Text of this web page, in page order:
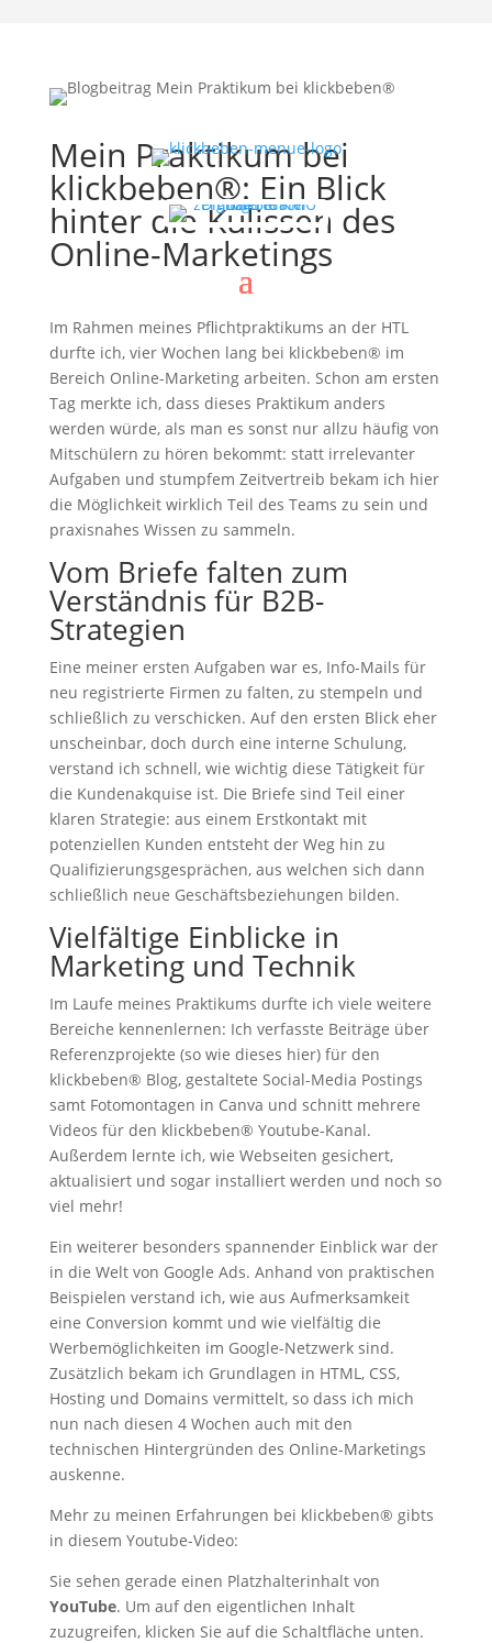
Mein Praktikum bei
klickbeben®: Ein Blick
hinter die Kulissen des
Online-Marketings
Im Rahmen meines Pflichtpraktikums an der HTL
durfte ich, vier Wochen lang bei klickbeben® im
Bereich Online-Marketing arbeiten. Schon am ersten
Tag merkte ich, dass dieses Praktikum anders
werden würde, als man es sonst nur allzu häufig von
Mitschülern zu hören bekommt: statt irrelevanter
Aufgaben und stumpfem Zeitvertreib bekam ich hier
die Möglichkeit wirklich Teil des Teams zu sein und
praxisnahes Wissen zu sammeln.
Vom Briefe falten zum
Verständnis für B2B-
Strategien
Eine meiner ersten Aufgaben war es, Info-Mails für
neu registrierte Firmen zu falten, zu stempeln und
schließlich zu verschicken. Auf den ersten Blick eher
unscheinbar, doch durch eine interne Schulung,
verstand ich schnell, wie wichtig diese Tätigkeit für
die Kundenakquise ist. Die Briefe sind Teil einer
klaren Strategie: aus einem Erstkontakt mit
potenziellen Kunden entsteht der Weg hin zu
Qualifizierungsgesprächen, aus welchen sich dann
schließlich neue Geschäftsbeziehungen bilden.
Vielfältige Einblicke in
Marketing und Technik
Im Laufe meines Praktikums durfte ich viele weitere
Bereiche kennenlernen: Ich verfasste Beiträge über
Referenzprojekte (so wie dieses hier) für den
klickbeben® Blog, gestaltete Social-Media Postings
samt Fotomontagen in Canva und schnitt mehrere
Videos für den klickbeben® Youtube-Kanal.
Außerdem lernte ich, wie Webseiten gesichert,
aktualisiert und sogar installiert werden und noch so
viel mehr!
Ein weiterer besonders spannender Einblick war der
in die Welt von Google Ads. Anhand von praktischen
Beispielen verstand ich, wie aus Aufmerksamkeit
eine Conversion kommt und wie vielfältig die
Werbemöglichkeiten im Google-Netzwerk sind.
Zusätzlich bekam ich Grundlagen in HTML, CSS,
Hosting und Domains vermittelt, so dass ich mich
nun nach diesen 4 Wochen auch mit den
technischen Hintergründen des Online-Marketings
auskenne.
Mehr zu meinen Erfahrungen bei klickbeben® gibts
in diesem Youtube-Video:
Sie sehen gerade einen Platzhalterinhalt von
YouTube. Um auf den eigentlichen Inhalt
zuzugreifen, klicken Sie auf die Schaltfläche unten.